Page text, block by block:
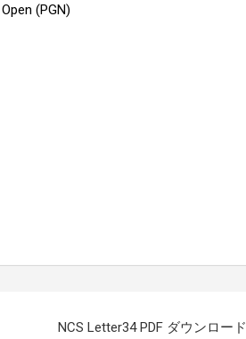
(PGN)
NCS Letter34 PDF ダウンロード